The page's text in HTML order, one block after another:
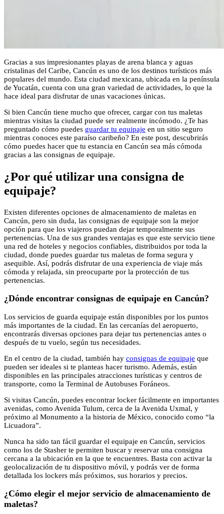
Gracias a sus impresionantes playas de arena blanca y aguas
cristalinas del Caribe, Cancún es uno de los destinos turísticos más
populares del mundo. Esta ciudad mexicana, ubicada en la península
de Yucatán, cuenta con una gran variedad de actividades, lo que la
hace ideal para disfrutar de unas vacaciones únicas.
Si bien Cancún tiene mucho que ofrecer, cargar con tus maletas
mientras visitas la ciudad puede ser realmente incómodo. ¿Te has
preguntado cómo puedes guardar tu equipaje en un sitio seguro
mientras conoces este paraíso caribeño? En este post, descubrirás
cómo puedes hacer que tu estancia en Cancún sea más cómoda
gracias a las consignas de equipaje.
¿Por qué utilizar una consigna de
equipaje?
Existen diferentes opciones de almacenamiento de maletas en
Cancún, pero sin duda, las consignas de equipaje son la mejor
opción para que los viajeros puedan dejar temporalmente sus
pertenencias. Una de sus grandes ventajas es que este servicio tiene
una red de hoteles y negocios confiables, distribuidos por toda la
ciudad, donde puedes guardar tus maletas de forma segura y
asequible. Así, podrás disfrutar de una experiencia de viaje más
cómoda y relajada, sin preocuparte por la protección de tus
pertenencias.
¿Dónde encontrar consignas de equipaje en Cancún?
Los servicios de guarda equipaje están disponibles por los puntos
más importantes de la ciudad. En las cercanías del aeropuerto,
encontrarás diversas opciones para dejar tus pertenencias antes o
después de tu vuelo, según tus necesidades.
En el centro de la ciudad, también hay consignas de equipaje que
pueden ser ideales si te planteas hacer turismo. Además, están
disponibles en las principales atracciones turísticas y centros de
transporte, como la Terminal de Autobuses Foráneos.
Si visitas Cancún, puedes encontrar locker fácilmente en importantes
avenidas, como Avenida Tulum, cerca de la Avenida Uxmal, y
próximo al Monumento a la historia de México, conocido como “la
Licuadora”.
Nunca ha sido tan fácil guardar el equipaje en Cancún, servicios
como los de Stasher te permiten buscar y reservar una consigna
cercana a la ubicación en la que te encuentres. Basta con activar la
geolocalización de tu dispositivo móvil, y podrás ver de forma
detallada los lockers más próximos, sus horarios y precios.
¿Cómo elegir el mejor servicio de almacenamiento de
maletas?